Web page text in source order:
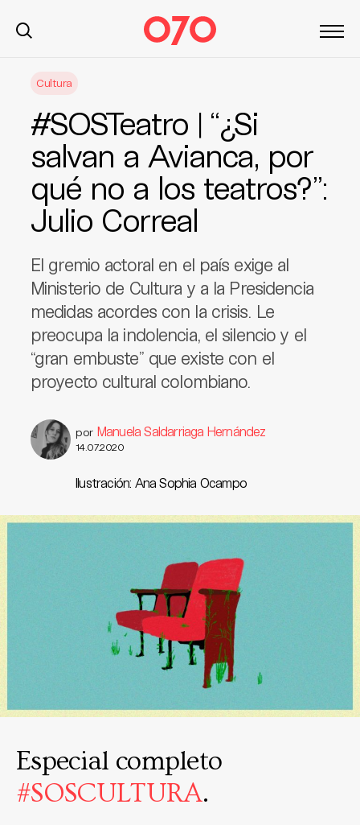
Cultura
#SOSTeatro | “¿Si
salvan a Avianca, por
qué no a los teatros?”:
Julio Correal
El gremio actoral en el país exige al
Ministerio de Cultura y a la Presidencia
medidas acordes con la crisis. Le
preocupa la indolencia, el silencio y el
“gran embuste” que existe con el
proyecto cultural colombiano.
por Manuela Saldarriaga Hernández
14.07.2020
Ilustración: Ana Sophia Ocampo
Especial completo
#SOSCULTURA.